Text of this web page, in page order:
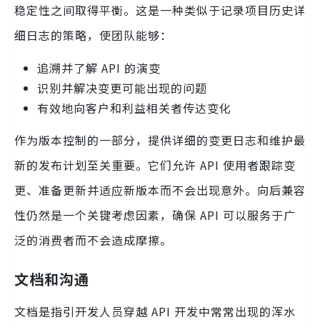
稳定性之间取得平衡。这是一种类似于记录项目历史详
细日志的策略，使团队能够：
追溯并了解 API 的演变
识别并解决变更可能出现的问题
有效地向客户和利益相关者传达变化
作为版本控制的一部分，提供详细的变更日志和维护最
新的发布计划至关重要。它们允许 API 使用者跟踪变
更、准备更新并适应新版本而不会出现意外。向后兼容
性仍然是一个关键考虑因素，确保 API 可以服务于广
泛的消费者而不会造成摩擦。
文档和沟通
文档是指引开发人员穿越 API 开发中常常出现的浑水